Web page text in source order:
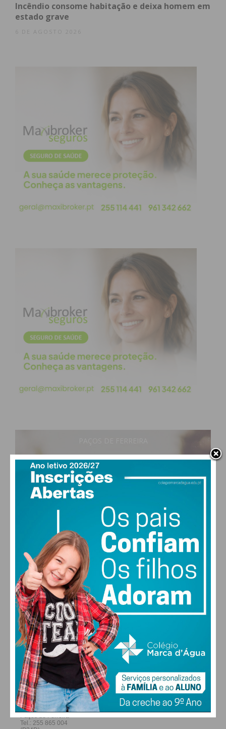
Subscreva a newsletter do
Assine nossa newsletter por e-mail e
obtenha de forma regular a informação
atualizada.
Eu li e concordo com ostermos e
condições
Incêndio consome habitação e deixa homem em
estado grave
6 DE AGOSTO 2026
29°
vento: 5m/s O
29 °
QUI
30
SEX
29
SÁB
27
DOM
ALTERAR
FARMACIAS DE SERVIÇO EM PAÇOS DE
FERREIRA